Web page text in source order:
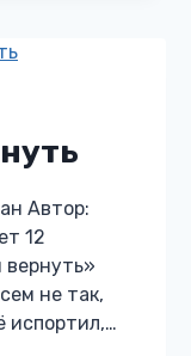
Автор:
12
вернуть»
не так,
испортил,…